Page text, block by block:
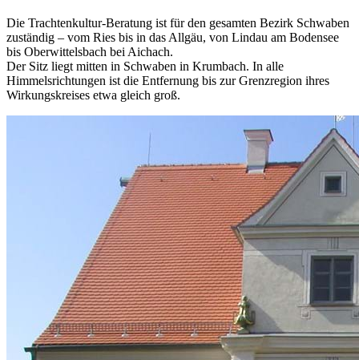
Die Trachtenkultur-Beratung ist für den gesamten Bezirk Schwaben
zuständig – vom Ries bis in das Allgäu, von Lindau am Bodensee
bis Oberwittelsbach bei Aichach.
Der Sitz liegt mitten in Schwaben in Krumbach. In alle
Himmelsrichtungen ist die Entfernung bis zur Grenzregion ihres
Wirkungskreises etwa gleich groß.